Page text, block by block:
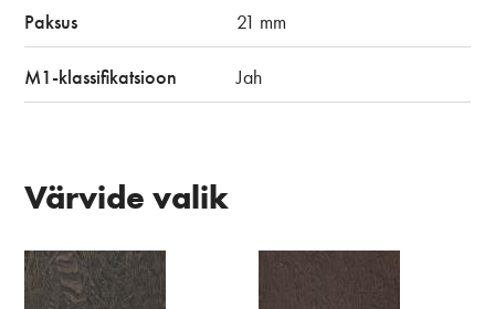
Paksus 21 mm
M1-klassifikatsioon Jah
Värvide valik